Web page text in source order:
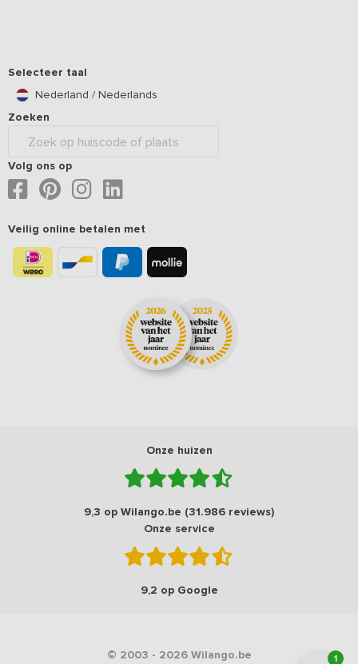
1
Selecteer taal
Nederland / Nederlands
Zoeken
Volg ons op
Veilig online betalen met
Onze huizen
9,3 op Wilango.be (31.986 reviews)
Onze service
9,2 op Google
© 2003 - 2026 Wilango.be